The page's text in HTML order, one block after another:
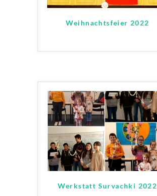
Weihnachtsfeier 2022
Werkstatt Survachki 2022